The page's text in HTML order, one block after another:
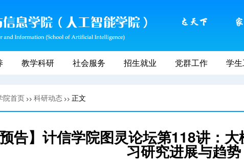
教学科研 社会服务 招生就业 党群工作 学
院首页 >> 科研动态 >> 正文
告】计信学院图灵论坛第118讲：
习研究进展与趋势